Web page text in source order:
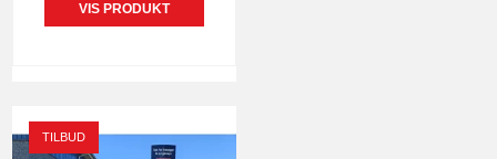
VIS PRODUKT
TILBUD